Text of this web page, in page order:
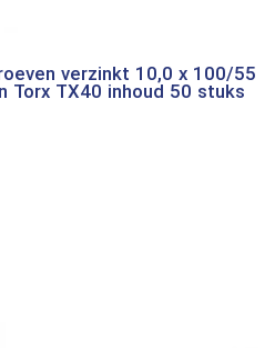
verzinkt 10,0 x 100/55
Torx TX40 inhoud 50 stuks